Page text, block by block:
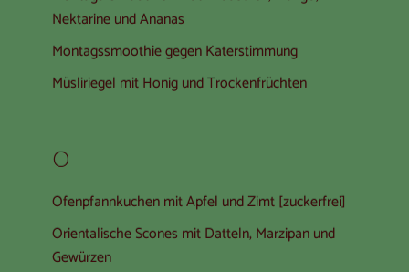
Nektarine und Ananas
Montagssmoothie gegen Katerstimmung
Müsliriegel mit Honig und Trockenfrüchten
O
Ofenpfannkuchen mit Apfel und Zimt [zuckerfrei]
Orientalische Scones mit Datteln, Marzipan und
Gewürzen